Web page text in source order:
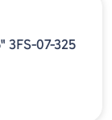
3FS-07-325